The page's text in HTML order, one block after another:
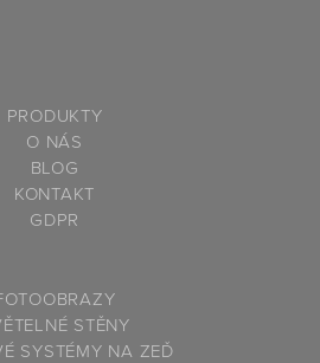
PRODUKTY
O NÁS
BLOG
KONTAKT
GDPR
OTOOBRAZY
STĚNY
SYSTÉMY NA ZEĎ